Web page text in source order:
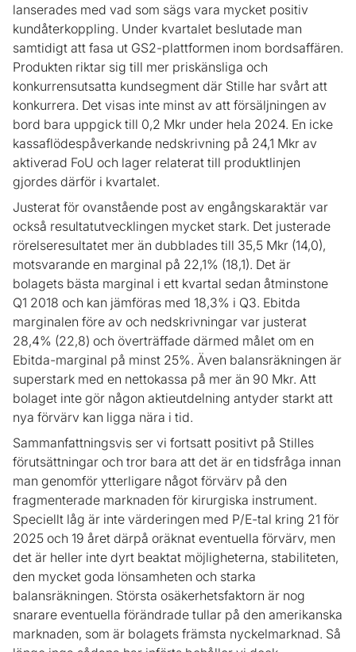
lanserades med vad som sägs vara mycket positiv
kundåterkoppling. Under kvartalet beslutade man
samtidigt att fasa ut GS2-plattformen inom bordsaffären.
Produkten riktar sig till mer priskänsliga och
konkurrensutsatta kundsegment där Stille har svårt att
konkurrera. Det visas inte minst av att försäljningen av
bord bara uppgick till 0,2 Mkr under hela 2024. En icke
kassaflödespåverkande nedskrivning på 24,1 Mkr av
aktiverad FoU och lager relaterat till produktlinjen
gjordes därför i kvartalet.
Justerat för ovanstående post av engångskaraktär var
också resultatutvecklingen mycket stark. Det justerade
rörelseresultatet mer än dubblades till 35,5 Mkr (14,0),
motsvarande en marginal på 22,1% (18,1). Det är
bolagets bästa marginal i ett kvartal sedan åtminstone
Q1 2018 och kan jämföras med 18,3% i Q3. Ebitda
marginalen före av och nedskrivningar var justerat
28,4% (22,8) och överträffade därmed målet om en
Ebitda-marginal på minst 25%. Även balansräkningen är
superstark med en nettokassa på mer än 90 Mkr. Att
bolaget inte gör någon aktieutdelning antyder starkt att
nya förvärv kan ligga nära i tid.
Sammanfattningsvis ser vi fortsatt positivt på Stilles
förutsättningar och tror bara att det är en tidsfråga innan
man genomför ytterligare något förvärv på den
fragmenterade marknaden för kirurgiska instrument.
Speciellt låg är inte värderingen med P/E-tal kring 21 för
2025 och 19 året därpå oräknat eventuella förvärv, men
det är heller inte dyrt beaktat möjligheterna, stabiliteten,
den mycket goda lönsamheten och starka
balansräkningen. Största osäkerhetsfaktorn är nog
snarare eventuella förändrade tullar på den amerikanska
marknaden, som är bolagets främsta nyckelmarknad. Så